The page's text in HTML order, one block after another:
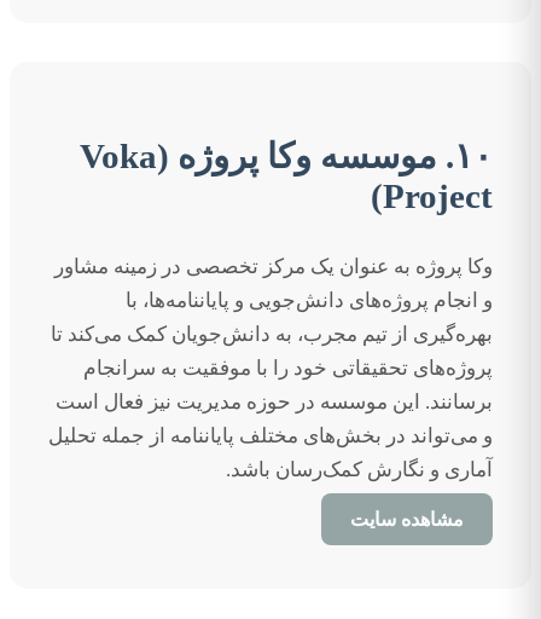
۱۰. موسسه وکا پروژه (Voka
Project)
وکا پروژه به عنوان یک مرکز تخصصی در زمینه مشاور
و انجام پروژه‌های دانش‌جویی و پایاننامه‌ها، با
بهره‌گیری از تیم مجرب، به دانش‌جویان کمک می‌کند تا
پروژه‌های تحقیقاتی خود را با موفقیت به سرانجام
برسانند. این موسسه در حوزه مدیریت نیز فعال است
و می‌تواند در بخش‌های مختلف پایاننامه از جمله تحلیل
آماری و نگارش کمک‌رسان باشد.
مشاهده سایت